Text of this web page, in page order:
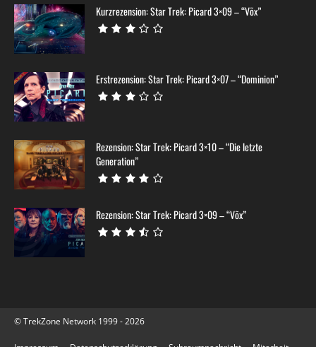
Kurzrezension: Star Trek: Picard 3×09 – “Võx”
Erstrezension: Star Trek: Picard 3×07 – “Dominion”
Rezension: Star Trek: Picard 3×10 – “Die letzte
Generation”
Rezension: Star Trek: Picard 3×09 – “Võx”
© TrekZone Network 1999 - 2026